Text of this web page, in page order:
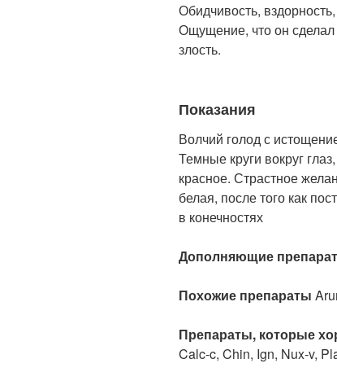
Обидчивость,
Ощущение, что он сделал
злость.
Показания
Волчий голод с
Темные круги вокруг
красное. Страстное
белая, после того как
в конечностях
Дополняющие
Похожие препараты
Препараты, которые
Calc-c, Chin, Ign, Nux-v,